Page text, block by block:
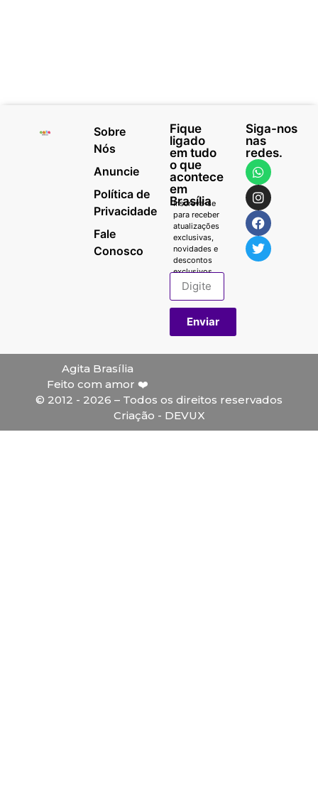
Sobre
Nós
Anuncie
Política de
Privacidade
Fale
Conosco
Fique
ligado
em tudo
o que
acontece
em
Brasília
Inscreva-se
para receber
atualizações
exclusivas,
novidades e
descontos
exclusivos.
Enviar
Siga-nos
nas
redes.
Agita Brasília
Feito com amor ❤️
© 2012 - 2026 – Todos os direitos reservados
Criação - DEVUX